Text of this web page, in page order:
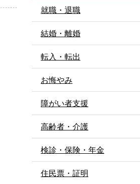
就職・退職
結婚・離婚
転入・転出
お悔やみ
障がい者支援
高齢者・介護
検診・保険・年金
住民票・証明